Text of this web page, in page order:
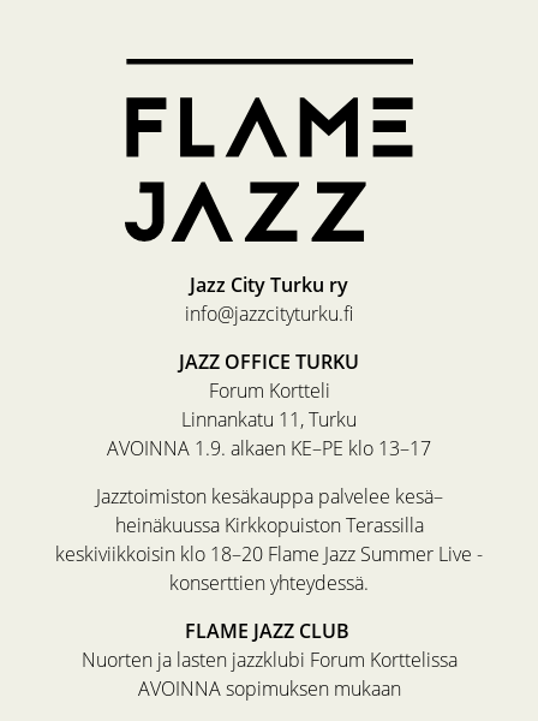
Jazz City Turku ry
info@jazzcityturku.fi
JAZZ OFFICE TURKU
Forum Kortteli
Linnankatu 11, Turku
AVOINNA 1.9. alkaen KE–PE klo 13–17
Jazztoimiston kesäkauppa palvelee kesä–
heinäkuussa Kirkkopuiston Terassilla
keskiviikkoisin klo 18–20 Flame Jazz Summer Live -
konserttien yhteydessä.
FLAME JAZZ CLUB
Nuorten ja lasten jazzklubi Forum Korttelissa
AVOINNA sopimuksen mukaan